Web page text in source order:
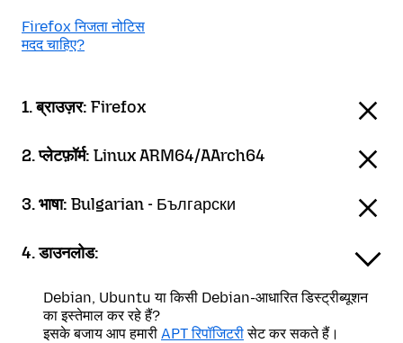
Firefox निजता नोटिस
मदद चाहिए?
1. ब्राउज़र: Firefox
2. प्लेटफ़ॉर्म: Linux ARM64/AArch64
3. भाषा: Bulgarian - Български
4. डाउनलोड:
Debian, Ubuntu या किसी Debian-आधारित डिस्ट्रीब्यूशन
का इस्तेमाल कर रहे हैं?
इसके बजाय आप हमारी APT रिपॉजिटरीसेट कर सकते हैं।